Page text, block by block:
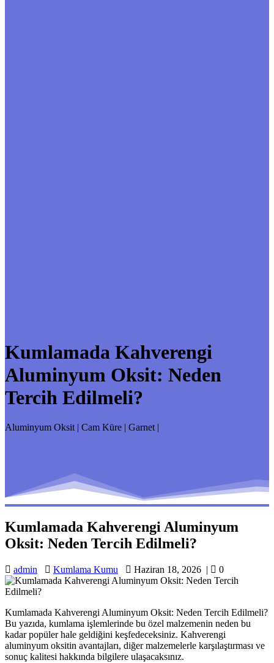
Kumlamada Kahverengi
Aluminyum Oksit: Neden
Tercih Edilmeli?
Aluminyum Oksit | Cam Küre | Garnet |
Kumlamada Kahverengi Aluminyum
Oksit: Neden Tercih Edilmeli?
admin Kumlama Kumu Haziran 18, 2026 | 0
Kumlamada Kahverengi Aluminyum Oksit: Neden Tercih Edilmeli?
Bu yazıda, kumlama işlemlerinde bu özel malzemenin neden bu
kadar popüler hale geldiğini keşfedeceksiniz. Kahverengi
aluminyum oksitin avantajları, diğer malzemelerle karşılaştırması ve
sonuç kalitesi hakkında bilgilere ulaşacaksınız.